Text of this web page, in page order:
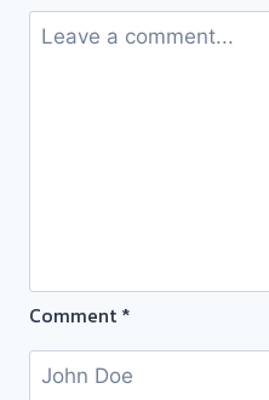
ไถ่ถอน
หน้า
ฟรี
ราคา
สูง
ถือ
Comment *